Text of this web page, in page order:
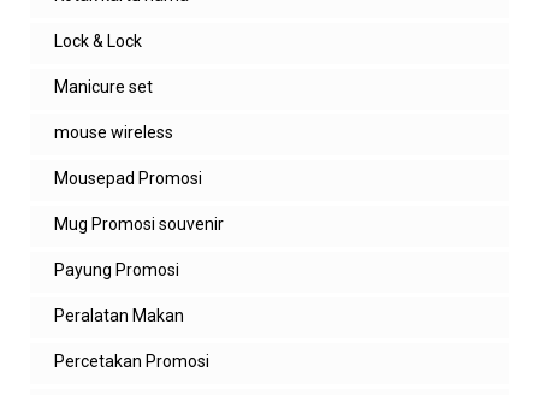
Lock & Lock
Manicure set
mouse wireless
Mousepad Promosi
Mug Promosi souvenir
Payung Promosi
Peralatan Makan
Percetakan Promosi